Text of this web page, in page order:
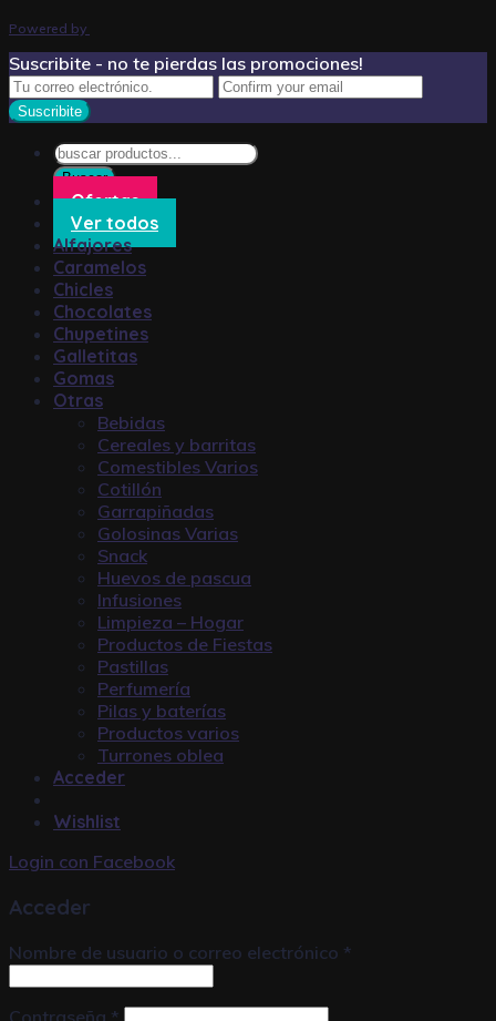
Powered by
Suscribite - no te pierdas las promociones!
Búsqueda
de
productos
Buscar
Ofertas
Ver todos
Alfajores
Caramelos
Chicles
Chocolates
Chupetines
Galletitas
Gomas
Otras
Bebidas
Cereales y barritas
Comestibles Varios
Cotillón
Garrapiñadas
Golosinas Varias
Snack
Huevos de pascua
Infusiones
Limpieza – Hogar
Productos de Fiestas
Pastillas
Perfumería
Pilas y baterías
Productos varios
Turrones oblea
Acceder
Wishlist
Login con Facebook
Acceder
Nombre de usuario o correo electrónico *
Contraseña *